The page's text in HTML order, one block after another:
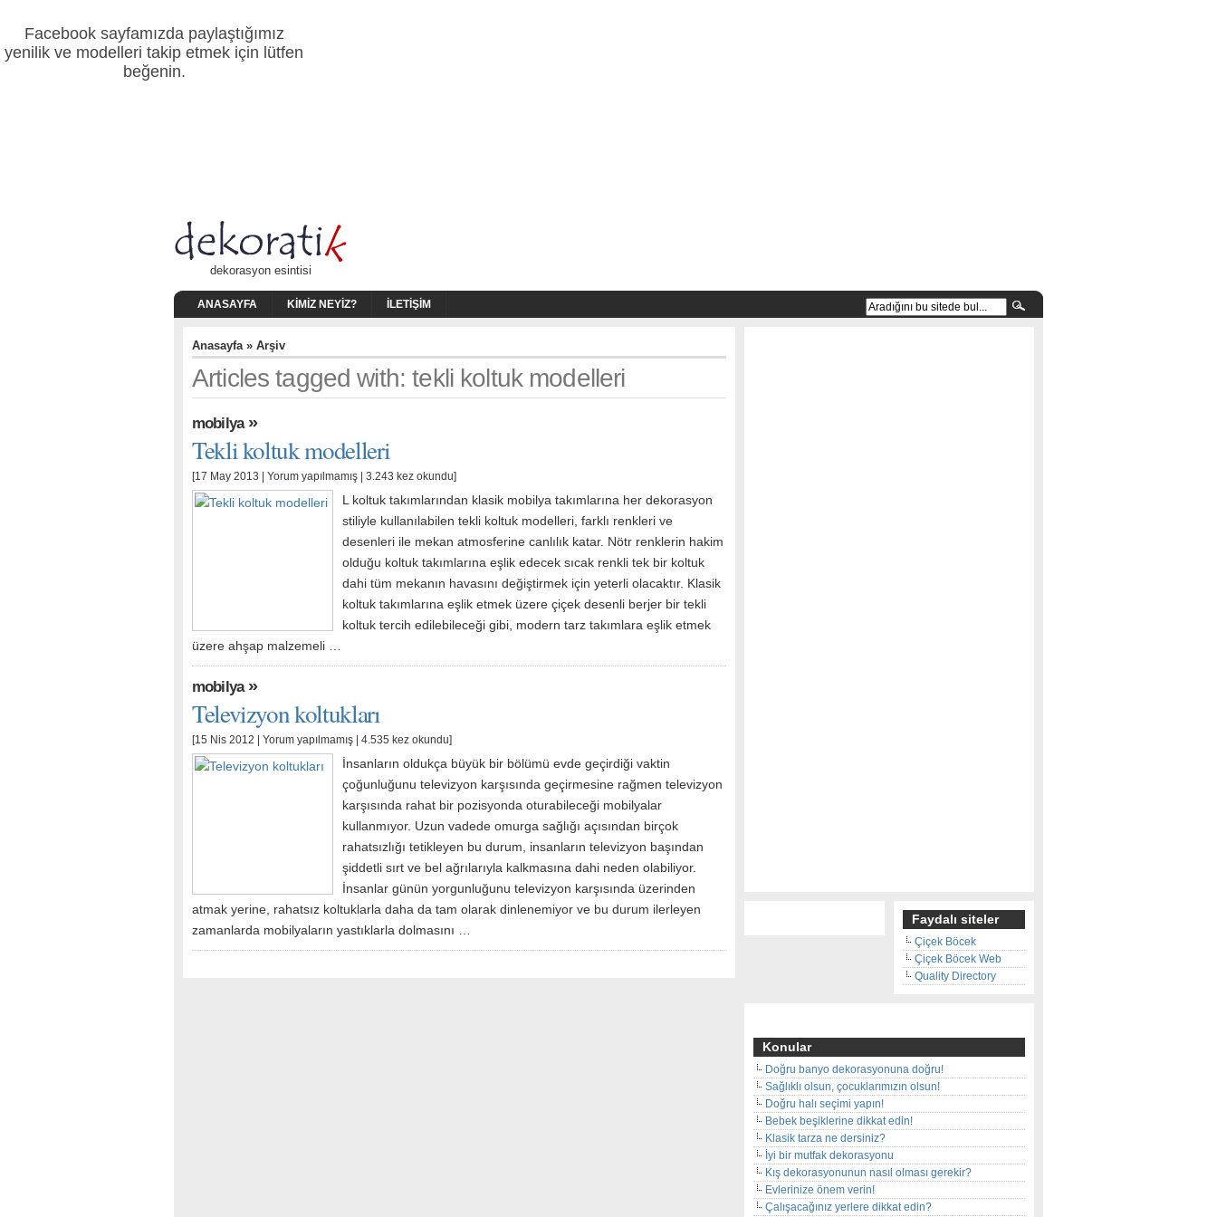
Facebook sayfamızda paylaştığımız
yenilik ve modelleri takip etmek için lütfen
beğenin.
dekorasyon esintisi
ANASAYFA KIMIZ NEYIZ? İLETIŞIM
Anasayfa» Arşiv
Articles tagged with: tekli koltuk modelleri
mobilya»
Tekli koltuk modelleri
[17 May 2013 | Yorum yapılmamış | 3.243 kez okundu]
L koltuk takımlarından klasik mobilya takımlarına her dekorasyon
stiliyle kullanılabilen tekli koltuk modelleri, farklı renkleri ve
desenleri ile mekan atmosferine canlılık katar. Nötr renklerin hakim
olduğu koltuk takımlarına eşlik edecek sıcak renkli tek bir koltuk
dahi tüm mekanın havasını değiştirmek için yeterli olacaktır. Klasik
koltuk takımlarına eşlik etmek üzere çiçek desenli berjer bir tekli
koltuk tercih edilebileceği gibi, modern tarz takımlara eşlik etmek
üzere ahşap malzemeli …
mobilya»
Televizyon koltukları
[15 Nis 2012 | Yorum yapılmamış | 4.535 kez okundu]
İnsanların oldukça büyük bir bölümü evde geçirdiği vaktin
çoğunluğunu televizyon karşısında geçirmesine rağmen televizyon
karşısında rahat bir pozisyonda oturabileceği mobilyalar
kullanmıyor. Uzun vadede omurga sağlığı açısından birçok
rahatsızlığı tetikleyen bu durum, insanların televizyon başından
şiddetli sırt ve bel ağrılarıyla kalkmasına dahi neden olabiliyor.
İnsanlar günün yorgunluğunu televizyon karşısında üzerinden
atmak yerine, rahatsız koltuklarla daha da tam olarak dinlenemiyor ve bu durum ilerleyen
zamanlarda mobilyaların yastıklarla dolmasını …
Faydalı siteler
Çiçek Böcek
Çiçek Böcek Web
Quality Directory
Konular
Doğru banyo dekorasyonuna doğru!
Sağlıklı olsun, çocuklarımızın olsun!
Doğru halı seçimi yapın!
Bebek beşiklerine dikkat edin!
Klasik tarza ne dersiniz?
İyi bir mutfak dekorasyonu
Kış dekorasyonunun nasıl olması gerekir?
Evlerinize önem verin!
Çalışacağınız yerlere dikkat edin?